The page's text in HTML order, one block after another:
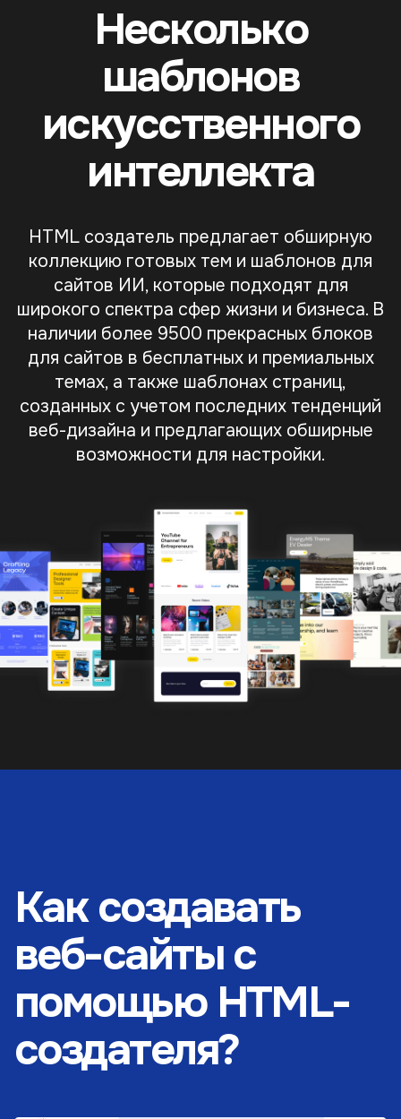
Несколько
шаблонов
искусственного
интеллекта
HTML создатель предлагает обширную
коллекцию готовых тем и шаблонов для
сайтов ИИ, которые подходят для
широкого спектра сфер жизни и бизнеса. В
наличии более 9500 прекрасных блоков
для сайтов в бесплатных и премиальных
темах, а также шаблонах страниц,
созданных с учетом последних тенденций
веб-дизайна и предлагающих обширные
возможности для настройки.
Как создавать
веб-сайты с
помощью HTML-
создателя?